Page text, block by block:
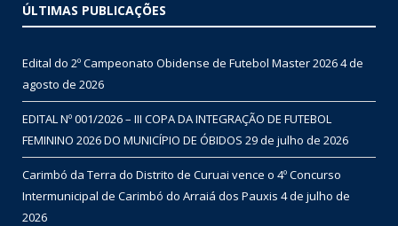
ÚLTIMAS PUBLICAÇÕES
Edital do 2º Campeonato Obidense de Futebol Master 20264 de
agosto de 2026
EDITAL Nº 001/2026 – III COPA DA INTEGRAÇÃO DE FUTEBOL
FEMININO 2026 DO MUNICÍPIO DE ÓBIDOS 29 de julho de 2026
Carimbó da Terra do Distrito de Curuai vence o 4º Concurso
Intermunicipal de Carimbó do Arraiá dos Pauxis 4 de julho de
2026